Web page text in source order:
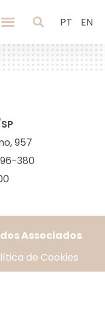
PT EN
957
380
Associados.
de Cookies